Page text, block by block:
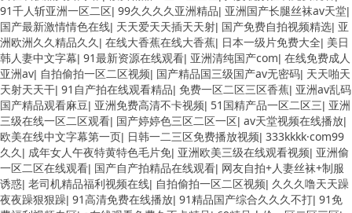
91千人斩亚洲一区二区| 99久久久久亚洲精品| 亚洲国产长腿丝袜av天堂|
国产最新激情情色在线| 天天爱天天插天天射| 国产免费自拍视频精选| 亚
洲欧洲久久精品久久| 在线大香蕉在线大香蕉| 日本一级片免费大全| 美日
韩人妻中文字幕| 91最新资源在线观看| 亚洲清纯国产com| 在线免费成人
亚洲av| 自拍偷拍一区二区视频| 国产精品国三级国产av无密码| 天天啪天
天射天天干| 91自产拍在线观看精品| 免费一区二区三区香蕉| 亚洲av乱码
国产精品观看麻豆| 亚洲免费高清不卡视频| 51国精产品一区二区三| 亚洲
三级在线一区二区观看| 国产婷婷色三区二区一区| av天堂视频在线播放|
欧美在线中文字幕第一页| 日韩一二三区免费播放视频| 333kkkk·com99
久久| 成年女人午夜特黄特色毛片免| 亚洲欧美三级在线观看视频| 亚洲偷
一区二区在线观看| 国产自产拍精品在线观看| 网友自拍+人妻丝袜+制服
诱惑| 老司机精品福利视频在线| 自拍偷拍一区二区视频| 久久久噜天天躁
夜夜躁狠狠躁| 91高清免费在线播放| 91精品国产综合久久久不打| 91免